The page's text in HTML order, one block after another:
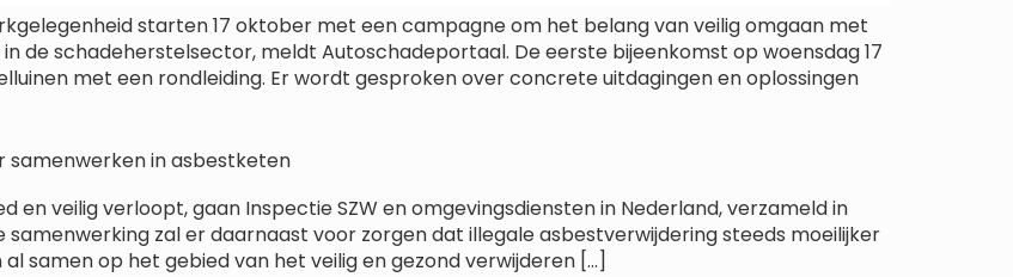
starten 17 oktober met een campagne om het belang van veilig omgaan met
de schadeherstelsector, meldt Autoschadeportaal. De eerste bijeenkomst op woensdag 17
met een rondleiding. Er wordt gesproken over concrete uitdagingen en oplossingen
samenwerken in asbestketen
veilig verloopt, gaan Inspectie SZW en omgevingsdiensten in Nederland, verzameld in
samenwerking zal er daarnaast voor zorgen dat illegale asbestverwijdering steeds moeilijker
samen op het gebied van het veilig en gezond verwijderen […]